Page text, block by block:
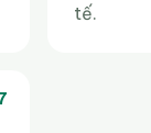
tế.